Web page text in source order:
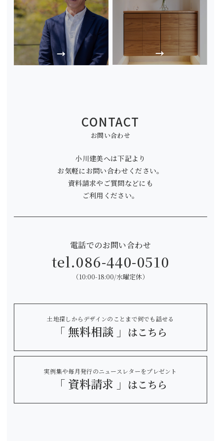
CONTACT
お問い合わせ
小川建美へは下記より
お気軽にお問い合わせください。
資料請求やご質問などにも
ご利用ください。
電話でのお問い合わせ
tel.086-440-0510
（10:00-18:00/水曜定休）
土地探しからデザインのことまで何でも話せる
「 無料相談 」 はこちら
実例集や毎月発行のニュースレターをプレゼント
「 資料請求 」 はこちら